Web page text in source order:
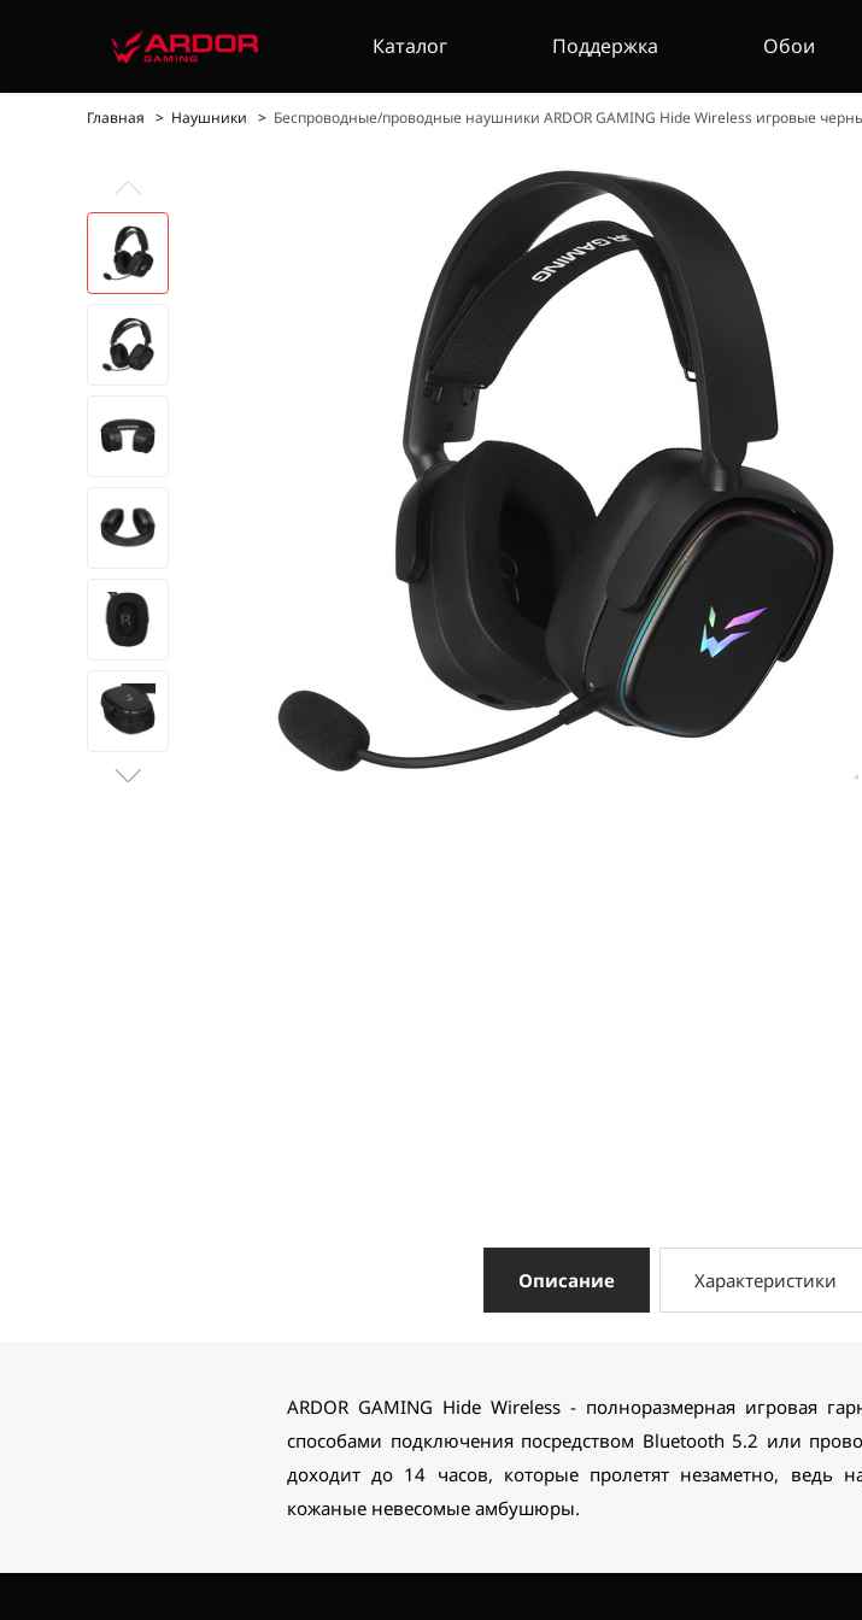
Каталог Поддержка Обои
Главная Наушники Беспроводные/проводные наушники ARDOR GAMING Hide Wireless игровые
Описание Характеристики
ARDOR GAMING Hide Wireless - полноразмерная игровая
способами подключения посредством Bluetooth 5.2 или
доходит до 14 часов, которые пролетят незаметно, ведь
кожаные невесомые амбушюры.